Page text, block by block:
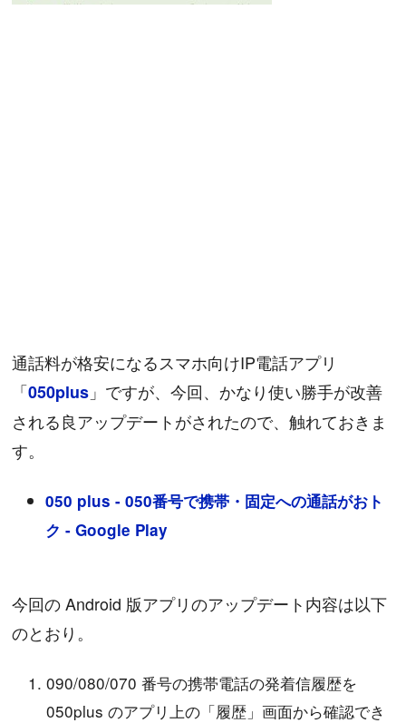
通話料が格安になるスマホ向けIP電話アプリ
「050plus 」ですが、今回、かなり使い勝手が改善
される良アップデートがされたので、触れておきま
す。
050 plus - 050番号で携帯・固定への通話がおト
ク - Google Play
今回の Android 版アプリのアップデート内容は以下
のとおり。
090/080/070 番号の携帯電話の発着信履歴を
050plus のアプリ上の「履歴」画面から確認でき